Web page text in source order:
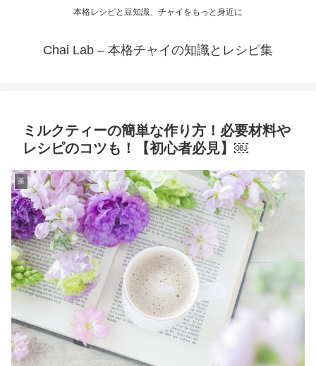
本格レシピと豆知識、チャイをもっと身近に
Chai Lab – 本格チャイの知識とレシピ集
ミルクティーの簡単な作り方！必要材料や
レシピのコツも！【初心者必見】￼
茶